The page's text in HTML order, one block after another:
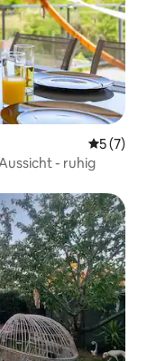
5 (7)
- ruhig